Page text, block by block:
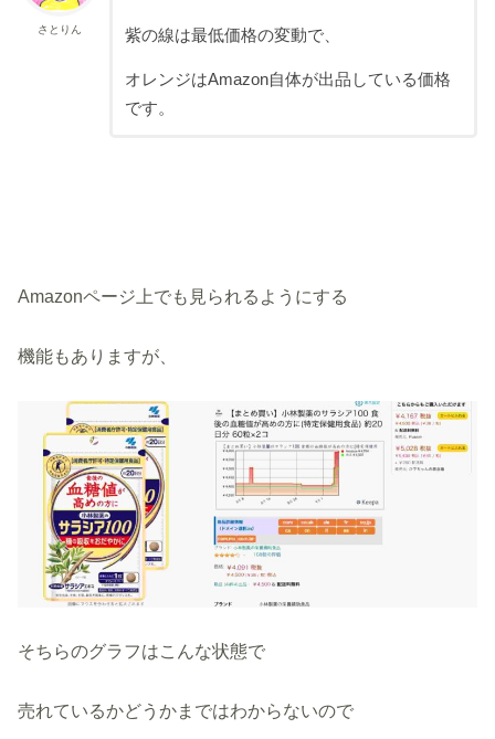
さとりん 紫の線は最低価格の変動で、
オレンジはAmazon自体が出品している価格
です。
Amazonページ上でも見られるようにする
機能もありますが、
そちらのグラフはこんな状態で
売れているかどうかまではわからないので